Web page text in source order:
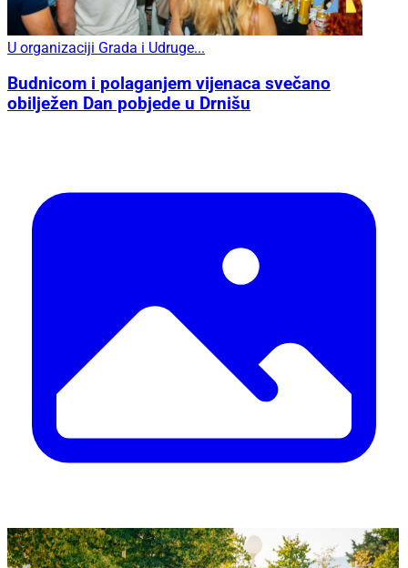
U organizaciji Grada i Udruge...
Budnicom i polaganjem vijenaca svečano
obilježen Dan pobjede u Drnišu